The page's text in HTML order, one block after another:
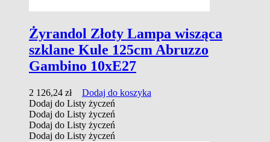
Żyrandol Złoty Lampa wisząca
szklane Kule 125cm Abruzzo
Gambino 10xE27
2 126,24 zł
Dodaj do koszyka
Dodaj do Listy życzeń
Dodaj do Listy życzeń
Dodaj do Listy życzeń
Dodaj do Listy życzeń